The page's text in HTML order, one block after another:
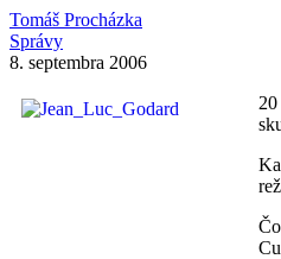
Tomáš Procházka
Správy
8. septembra 2006